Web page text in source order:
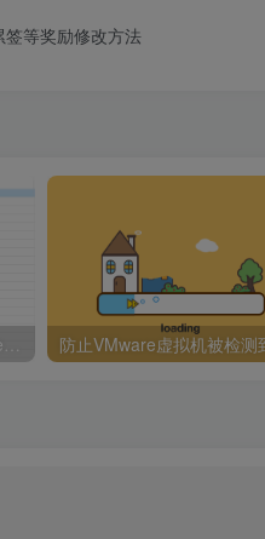
等奖励修改方法
1655 魔域 “部署目录存在 exe 文件” 报错解决指南